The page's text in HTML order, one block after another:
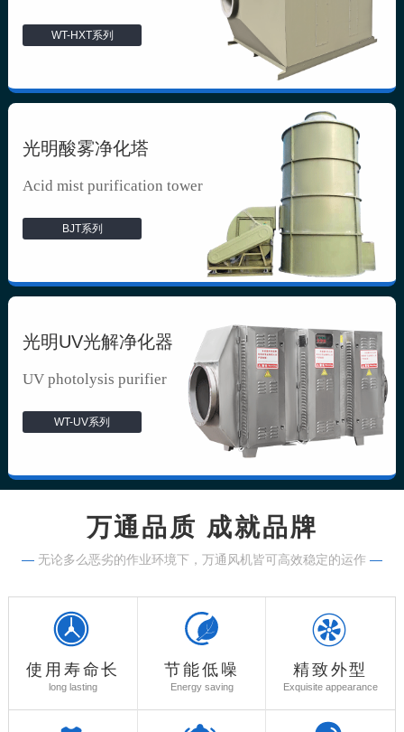
WT-HXT系列
光明酸雾净化塔
Acid mist purification tower
BJT系列
光明UV光解净化器
UV photolysis purifier
WT-UV系列
万通品质 成就品牌
— 无论多么恶劣的作业环境下，万通风机皆可高效稳定的运作 —
使用寿命长
long lasting
节能低噪
Energy saving
精致外型
Exquisite appearance